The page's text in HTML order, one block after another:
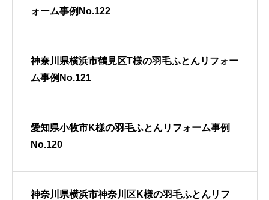
ォーム事例No.122
神奈川県横浜市鶴見区T様の羽毛ふとんリフォー
ム事例No.121
愛知県小牧市K様の羽毛ふとんリフォーム事例
No.120
神奈川県横浜市神奈川区K様の羽毛ふとんリフ